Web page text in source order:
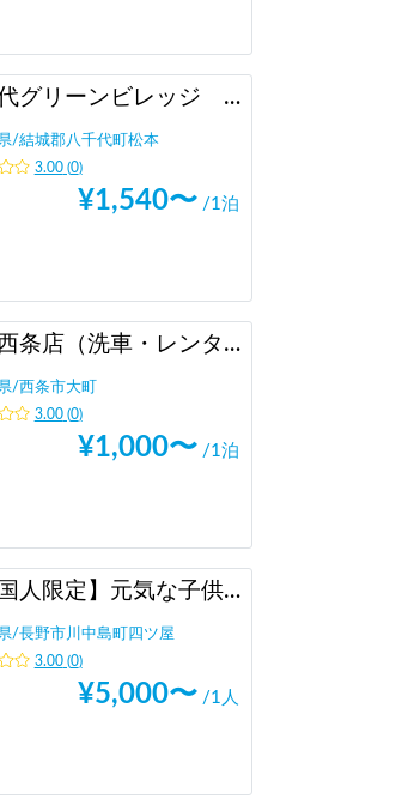
八千代グリーンビレッジ 憩遊館
/結城郡八千代町松本
3.00(0)
¥1,540〜 /1泊
車楽西条店（洗車・レンタカー）
/西条市大町
3.00(0)
¥1,000〜 /1泊
【外国人限定】元気な子供と国際交流
/長野市川中島町四ツ屋
3.00(0)
¥5,000〜 /1人